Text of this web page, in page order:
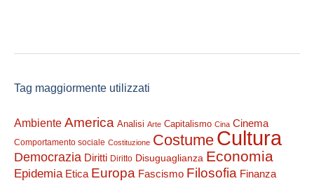
Tag maggiormente utilizzati
Ambiente America Analisi Arte Capitalismo Cina Cinema
Comportamento sociale Costituzione Costume Cultura
Democrazia Diritti Diritto Disuguaglianza Economia
Epidemia Etica Europa Fascismo Filosofia Finanza